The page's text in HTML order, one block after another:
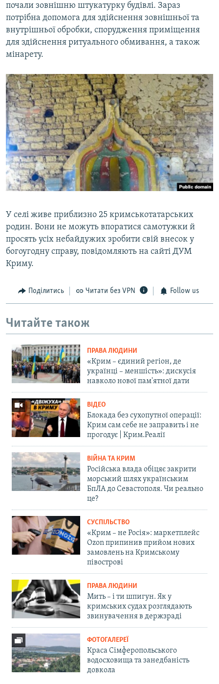
почали зовнішню штукатурку будівлі. Зараз
потрібна допомога для здійснення зовнішньої та
внутрішньої обробки, спорудження приміщення
для здійснення ритуального обмивання, а також
мінарету.
У селі живе приблизно 25 кримськотатарських
родин. Вони не можуть впоратися самотужки й
просять усіх небайдужих зробити свій внесок у
богоугодну справу, повідомляють на сайті ДУМ
Криму.
Поділитись Читати без VPN Follow us
Читайте також
ПРАВА ЛЮДИНИ
«Крим – єдиний регіон, де
українці – меншість»: дискусія
навколо нової пам'ятної дати
ВІДЕО
Блокада без сухопутної операції:
Крим сам себе не заправить і не
прогодує | Крим.Реалії
ВІЙНА ТА КРИМ
Російська влада обіцяє закрити
морський шлях українським
БпЛА до Севастополя. Чи реально
це?
СУСПІЛЬСТВО
«Крим – не Росія»: маркетплейс
Ozon припинив прийом нових
замовлень на Кримському
півострові
ПРАВА ЛЮДИНИ
Мить – і ти шпигун. Як у
кримських судах розглядають
звинувачення в держзраді
ФОТОГАЛЕРЕЇ
Краса Сімферопольського
водосховища та занедбаність
довкола